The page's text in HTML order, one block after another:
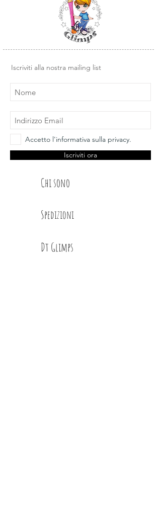
Si possono utilizzare materiali
diversi, come nastri, lana, cotone o
quello che preferiamo.
Iscriviti alla nostra mailing list
Accetto l'informativa sulla privacy.
Iscriviti ora
Chi sono
Spedizioni
Dt Glimps